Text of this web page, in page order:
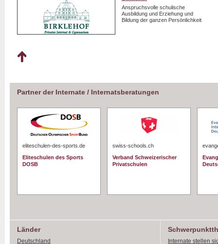
Anspruchsvolle schulische
Ausbildung und Erziehung und
Bildung der ganzen Persönlichkeit
Partner der Internate / Internatsberatungen
eliteschulen-des-sports.de
Eliteschulen des Sports
DOSB
swiss-schools.ch
Verband Schweizerischer
Privatschulen
Länder
Deutschland
Internate stellen